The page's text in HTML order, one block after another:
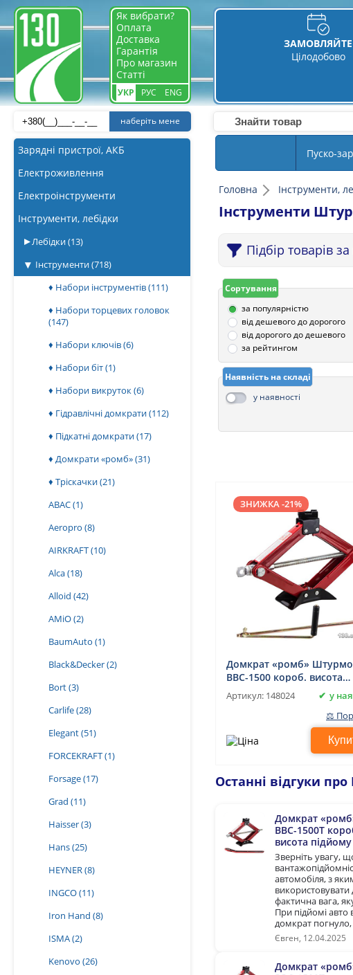
Як вибрати?
Оплата
Доставка
Гарантія
Про магазин
Статті
УКР РУС ENG
наберіть мене
ЗАМОВЛЯЙТЕ
Цілодобово
Зарядні пристрої, АКБ
Електроживлення
Електроінструменти
Інструменти, лебідки
Лебідки(13)
Інструменти(718)
♦ Набори інструментів(111)
♦ Набори торцевих головок
(147)
♦ Набори ключів(6)
♦ Набори біт(1)
♦ Набори викруток(6)
♦ Гідравлічні домкрати(112)
♦ Підкатні домкрати(17)
♦ Домкрати «ромб»(31)
♦ Тріскачки(21)
ABAC(1)
Aeropro (8)
AIRKRAFT(10)
Alca(18)
Alloid (42)
AMiO(2)
BaumAuto (1)
Black&Decker(2)
Bort(3)
Carlife(28)
Elegant(51)
FORCEKRAFT(1)
Forsage(17)
Grad (11)
Haisser(3)
Hans(25)
HEYNER(8)
INGCO(11)
Iron Hand (8)
ISMA(2)
Kenovo (26)
Пуско-
Головна Інструменти,
Інструменти
Підбір товарів
Сортування
за популярністю
від дешевого до дорогого
від дорогого до дешевого
за рейтингом
Наявність на складі
у наявності
ЗНИЖКА -21%
Домкрат «ромб»
BBC-1500 короб. висота
підйому 390 мм. 2,5 кг
Артикул: 148024
у
⚖
Останні відгуки
Домкрат
BBC-1500T
висота
Зверніть увагу,
автомобіля, з
фактична вага,
При підйомі авто
домкрат погнуло,
Євген, 12.04.2025
Домкрат